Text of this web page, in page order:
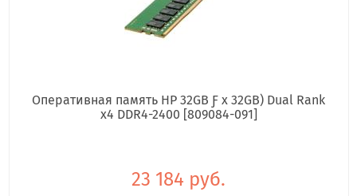
Оперативная память HP 32GB Ƒ x 32GB) Dual Rank
x4 DDR4-2400 [809084-091]
23 184 руб.